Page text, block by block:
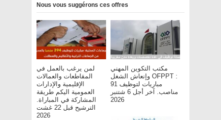
Nous vous suggérons ces offres
لمن يرغب بالعمل في
المقاطعات والعمالات
الإقليمية والإدارات
العمومية اليكم طريقة
المشاركة في المباراة.
الترشيح قبل 22 غشت
2026
مكتب التكوين المهني
وإنعاش الشغل OFPPT :
مباريات لتوظيف 91
مناصب. آخر أجل 6 شتنبر
2026